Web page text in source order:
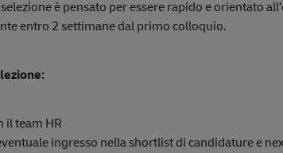
è pensato per essere rapido e orientato
entro 2 settimane dal primo colloquio.
il team HR
ingresso nella shortlist di candidature e